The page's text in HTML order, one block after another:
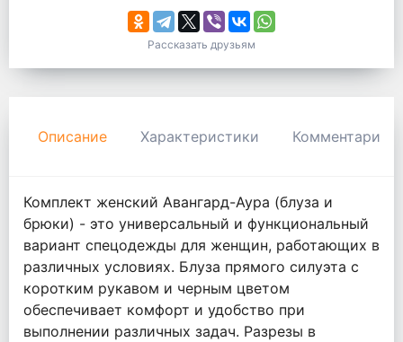
Рассказать друзьям
Описание Характеристики Комментарии
Комплект женский Авангард-Аура (блуза и
брюки) - это универсальный и функциональный
вариант спецодежды для женщин, работающих в
различных условиях. Блуза прямого силуэта с
коротким рукавом и черным цветом
обеспечивает комфорт и удобство при
выполнении различных задач. Разрезы в